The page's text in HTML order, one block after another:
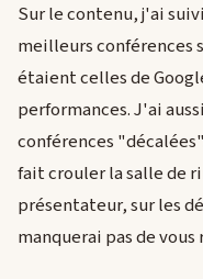
Sur le contenu, j'ai
meilleurs conférences
étaient celles de
performances. J'ai
conférences
fait crouler la salle de
présentateur, sur les
manquerai pas de